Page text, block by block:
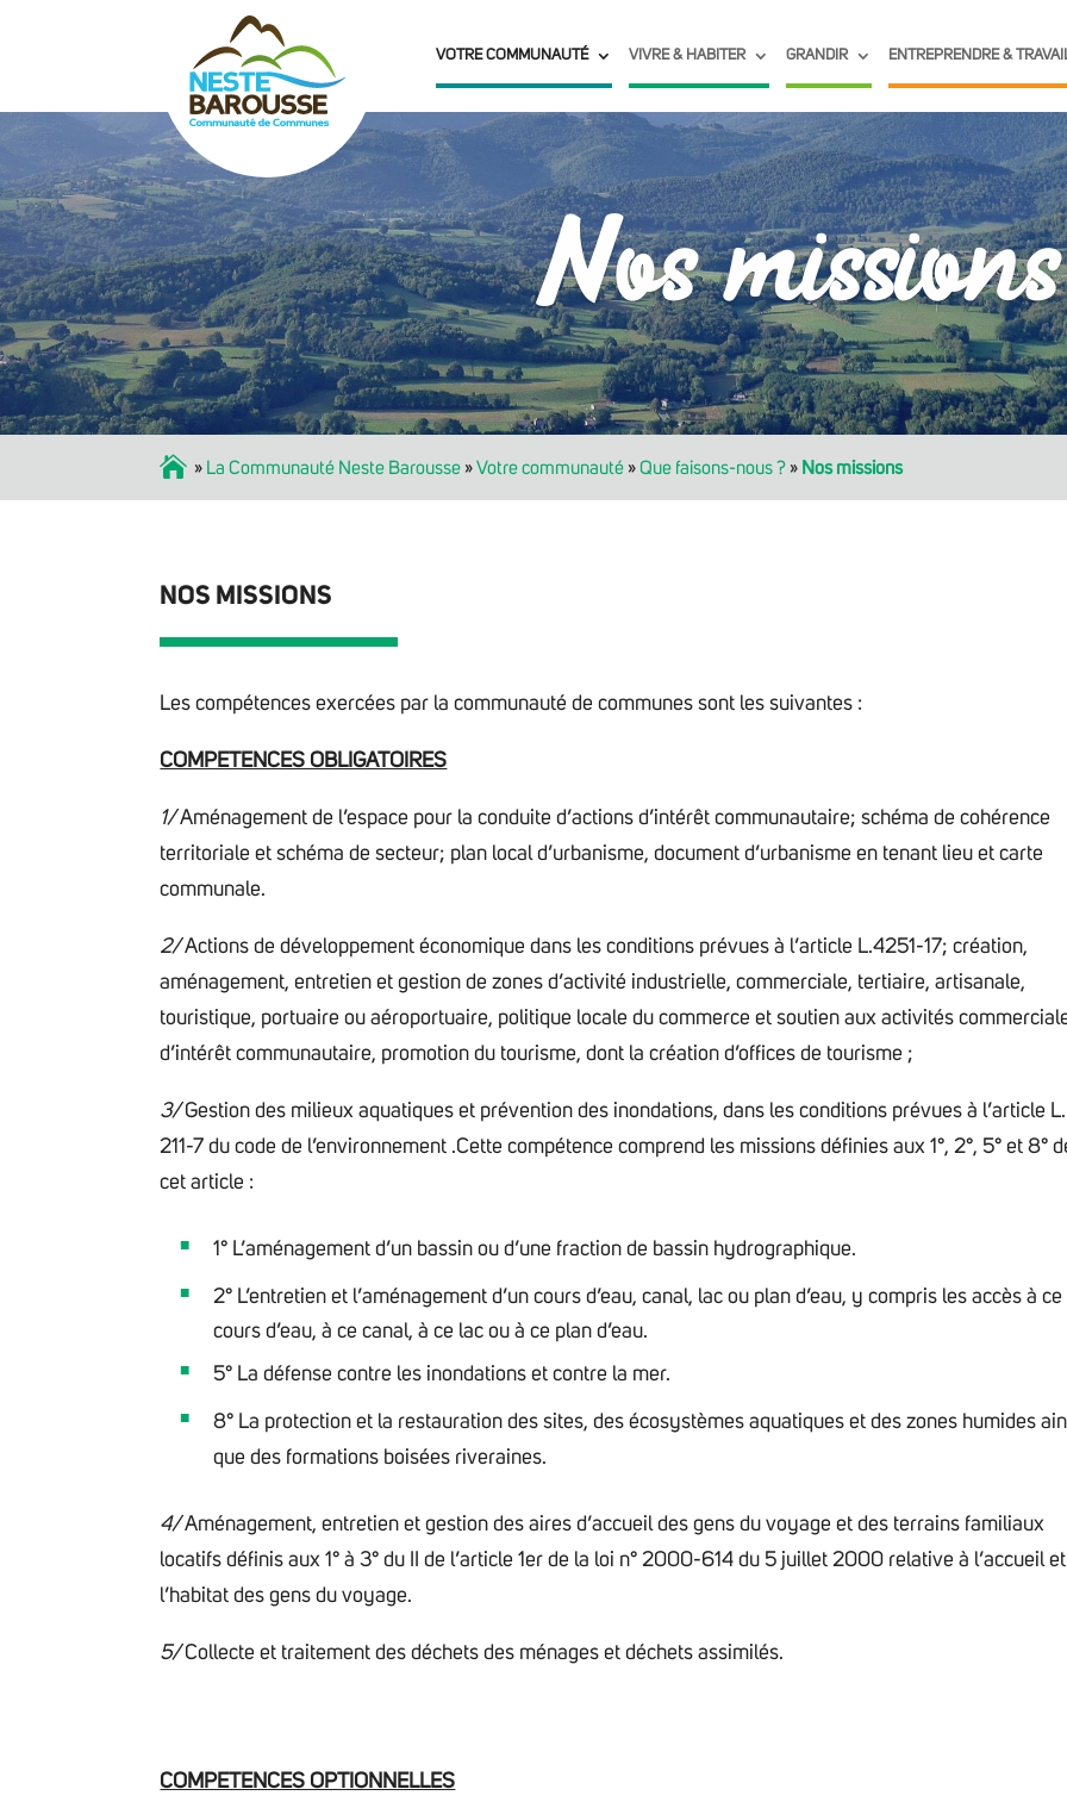
VOTRE COMMUNAUTÉ VIVRE & HABITER GRANDIR ENTREPRENDRE &
Nos missions
Accueil » La Communauté Neste Barousse »Votre communauté »Que faisons-nous ? » Nos missions
NOS MISSIONS
Les compétences exercées par la communauté de communes sont les suivantes :
COMPETENCES OBLIGATOIRES
1/Aménagement de l’espace pour la conduite d’actions d’intérêt communautaire; schéma de cohérence
territoriale et schéma de secteur; plan local d’urbanisme, document d’urbanisme en tenant lieu et carte
communale.
2/Actions de développement économique dans les conditions prévues à l’article L.4251-17; création,
aménagement, entretien et gestion de zones d’activité industrielle, commerciale, tertiaire, artisanale,
touristique, portuaire ou aéroportuaire, politique locale du commerce et soutien aux activités
d’intérêt communautaire, promotion du tourisme, dont la création d’offices de tourisme ;
3/Gestion des milieux aquatiques et prévention des inondations, dans les conditions prévues à l’article L.
211-7 du code de l’environnement .Cette compétence comprend les missions définies aux 1°, 2°, 5° et 8°
cet article :
1° L’aménagement d’un bassin ou d’une fraction de bassin hydrographique.
2° L’entretien et l’aménagement d’un cours d’eau, canal, lac ou plan d’eau, y compris les accès à ce
cours d’eau, à ce canal, à ce lac ou à ce plan d’eau.
5° La défense contre les inondations et contre la mer.
8° La protection et la restauration des sites, des écosystèmes aquatiques et des zones humides
que des formations boisées riveraines.
4/Aménagement, entretien et gestion des aires d’accueil des gens du voyage et des terrains familiaux
locatifs définis aux 1° à 3° du II de l’article 1er de la loi n° 2000-614 du 5 juillet 2000 relative à l’accueil
l’habitat des gens du voyage.
5/Collecte et traitement des déchets des ménages et déchets assimilés.
COMPETENCES OPTIONNELLES